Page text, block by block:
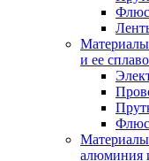
Флюс
и ее
Флюс
Материалы
алюминия